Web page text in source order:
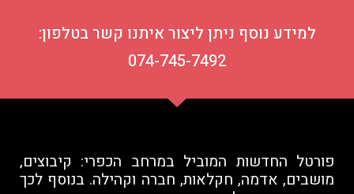
למידע נוסף ניתן ליצור איתנו קשר בטלפון:
074-745-7492
פורטל החדשות המוביל במרחב הכפרי: קיבוצים,
מושבים, אדמה, חקלאות, חברה וקהילה. בנוסף לכך